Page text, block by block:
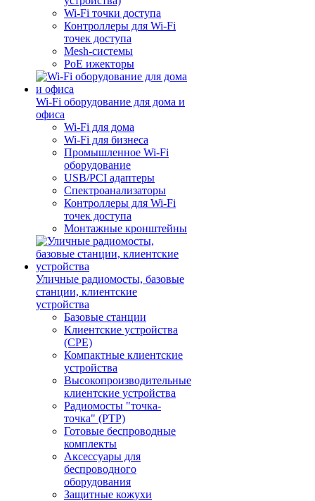
Wi-Fi точки доступа
Контроллеры для Wi-Fi
точек доступа
Mesh-системы
PoE ижекторы
Wi-Fi оборудование для дома и
офиса
Wi-Fi для дома
Wi-Fi для бизнеса
Промышленное Wi-Fi
оборудование
USB/PCI адаптеры
Cпектроанализаторы
Контроллеры для Wi-Fi
точек доступа
Монтажные кронштейны
Уличные радиомосты, базовые
станции, клиентские
устройства
Базовые станции
Клиентские устройства
(CPE)
Компактные клиентские
устройства
Высокопроизводительные
клиентские устройства
Радиомосты "точка-
точка" (PTP)
Готовые беспроводные
комплекты
Аксессуары для
беспроводного
оборудования
Защитные кожухи